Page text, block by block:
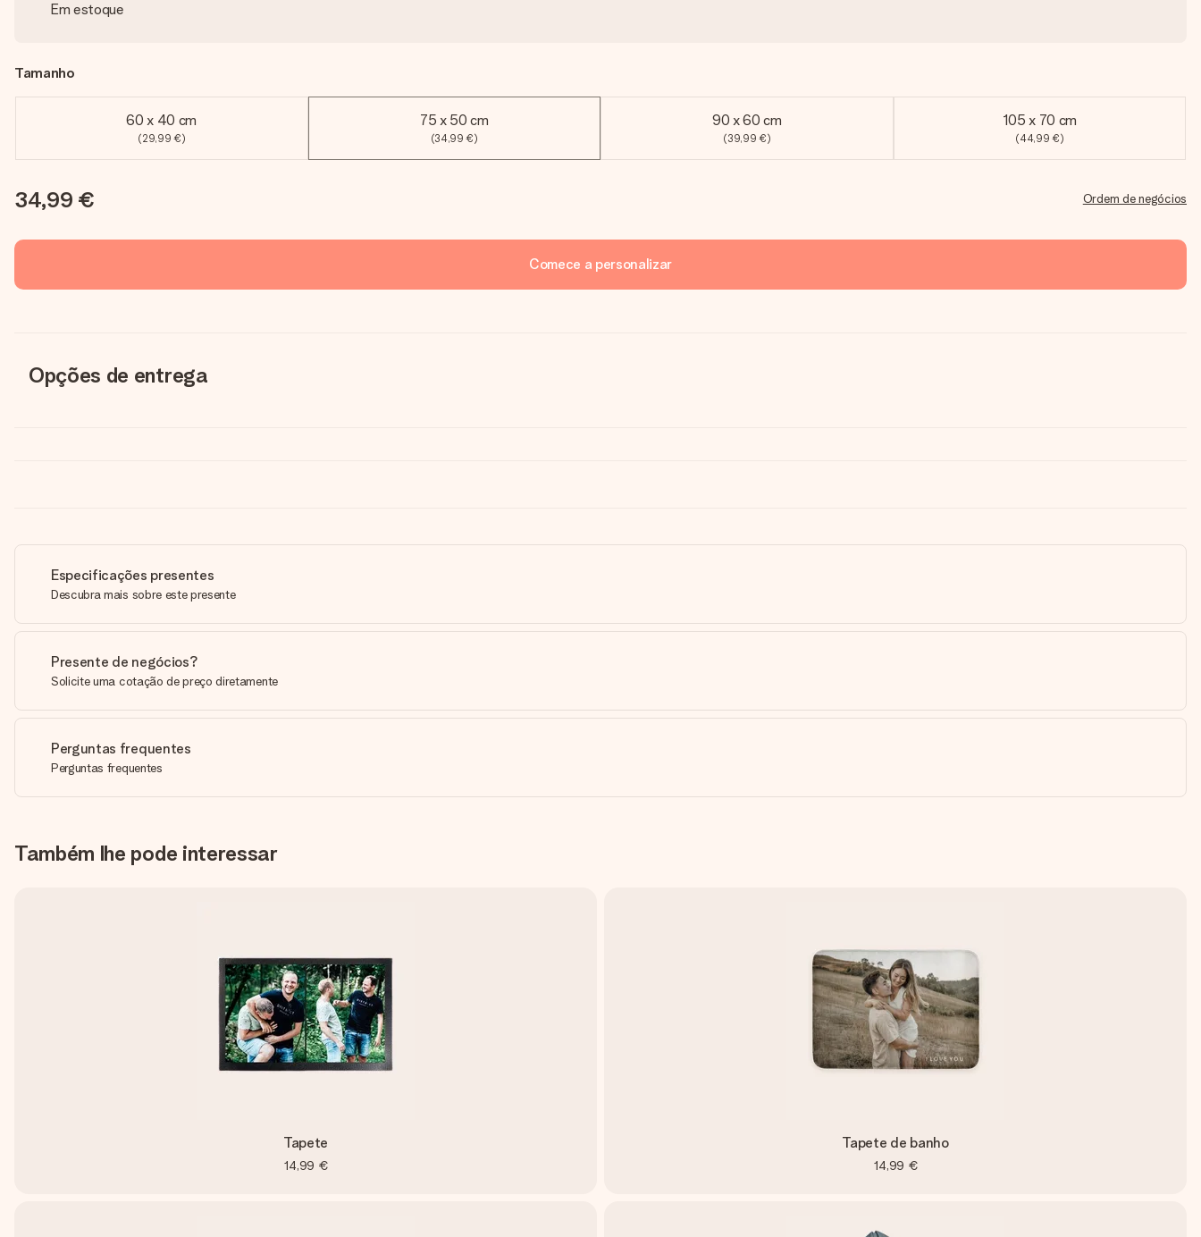
Em estoque
Tamanho
60 x 40 cm
(29,99 €)
75 x 50 cm
(34,99 €)
90 x 60 cm
(39,99 €)
105 x 70 cm
(44,99 €)
34,99 € Ordem de negócios
Comece a personalizar
Opções de entrega
Especificações presentes
Descubra mais sobre este presente
Presente de negócios?
Solicite uma cotação de preço diretamente
Perguntas frequentes
Perguntas frequentes
Também lhe pode interessar
Tapete
14,99 €
Tapete de banho
14,99 €